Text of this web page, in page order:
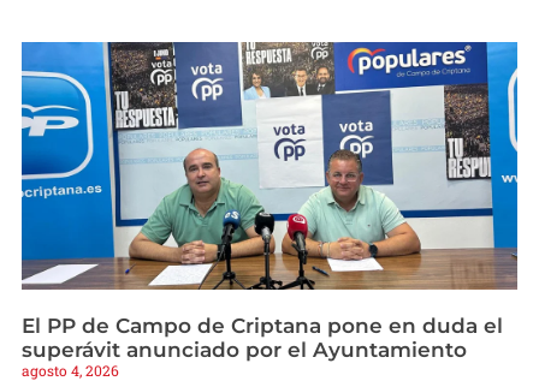
El PP de Campo de Criptana pone en duda el
superávit anunciado por el Ayuntamiento
agosto 4, 2026